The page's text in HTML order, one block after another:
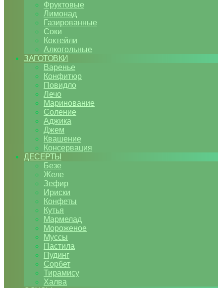
Фруктовые
Лимонад
Газированные
Соки
Коктейли
Алкогольные
ЗАГОТОВКИ
Варенье
Конфитюр
Повидло
Лечо
Маринование
Соление
Аджика
Джем
Квашение
Консервация
ДЕСЕРТЫ
Безе
Желе
Зефир
Ириски
Конфеты
Кутья
Мармелад
Мороженое
Муссы
Пастила
Пудинг
Сорбет
Тирамису
Халва